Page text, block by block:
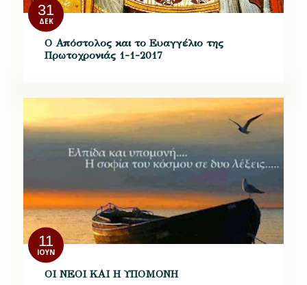
31
ΔΕΚ
Ο Απόστολος και το Ευαγγέλιο της
Πρωτοχρονιάς 1-1-2017
11
ΙΟΎΝ
ΟΙ ΝΕΟΙ ΚΑΙ Η ΥΠΟΜΟΝΗ